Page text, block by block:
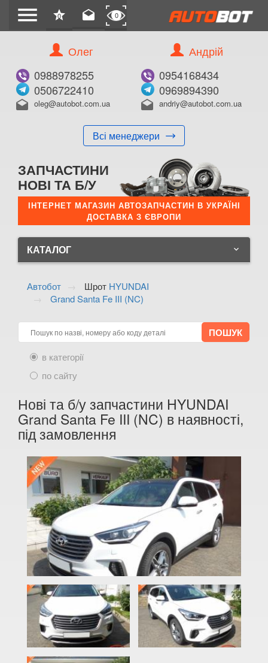
menu star
0 drafts 0
Олег
0988978255
0506722410
drafts oleg@autobot.com.ua
Всі менеджери
Андрій
0954168434
0969894390
drafts andriy@autobot.com.ua
ЗАПЧАСТИНИ
НОВІ ТА Б/У
ІНТЕРНЕТ МАГАЗИН АВТОЗАПЧАСТИН В УКРАЇНІ
ДОСТАВКА З ЄВРОПИ
КАТАЛОГ keyboard_arrow_down
AUDI
BMW keyboard_arrow_down
CITROEN
FIAT
FORD
HONDA keyboard_arrow_down
Coupe III (GK)
Genesis I (BH)
Getz (TB)
Grandeur III (XG)
Grandeur IV (TG)
H-1 II (TQ)
i10 I (PA)
i10 II (LA, BA)
Автобот Шрот HYUNDAI
Grand Santa Fe III (NC)
в категорії
по сайту
Нові та б/у запчастини HYUNDAI
Grand Santa Fe III (NC) в наявності,
під замовлення